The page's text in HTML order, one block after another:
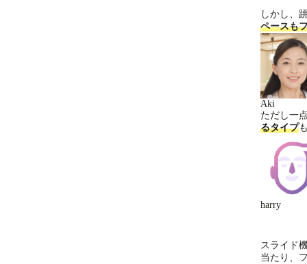
しかし、
ペースも
Aki
ただし一
るタイプ
harry
スライド
当たり、